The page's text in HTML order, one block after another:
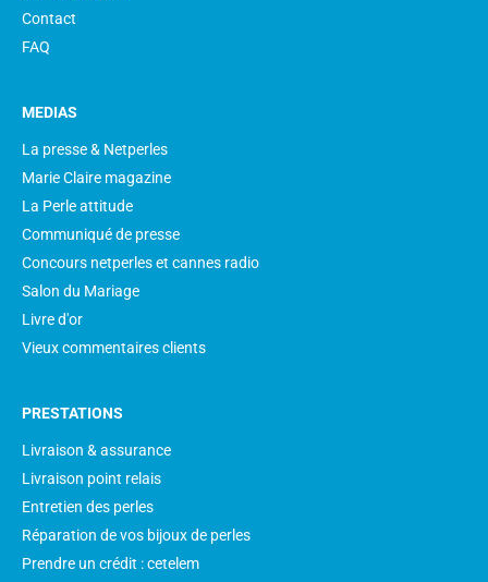
Contact
FAQ
MEDIAS
La presse & Netperles
Marie Claire magazine
La Perle attitude
Communiqué de presse
Concours netperles et cannes radio
Salon du Mariage
Livre d'or
Vieux commentaires clients
PRESTATIONS
Livraison & assurance
Livraison point relais
Entretien des perles
Réparation de vos bijoux de perles
Prendre un crédit : cetelem